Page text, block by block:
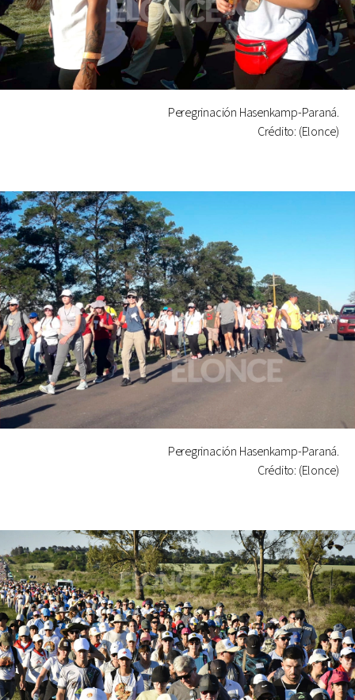
Peregrinación Hasenkamp-Paraná.
Crédito: (Elonce)
Peregrinación Hasenkamp-Paraná.
Crédito: (Elonce)